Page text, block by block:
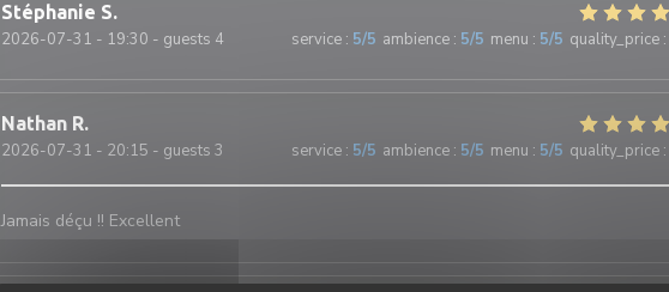
Stéphanie S
2026-07-31 - 19:30 - guests 4 service : 5/5 ambience : 5/5 menu : 5/5 quality_price :
Nathan R
2026-07-31 - 20:15 - guests 3 service : 5/5 ambience : 5/5 menu : 5/5 quality_price :
Jamais déçu !! Excellent